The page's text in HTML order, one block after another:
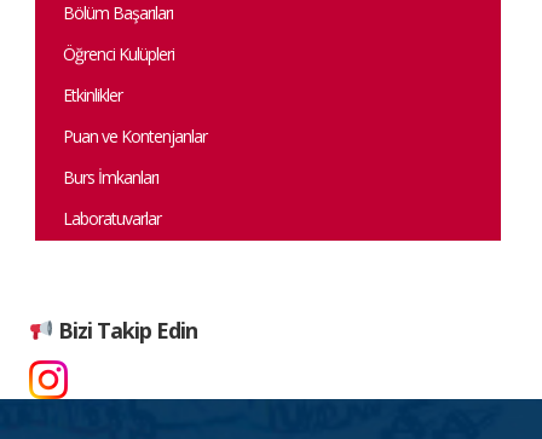
Bölüm Başarıları
Öğrenci Kulüpleri
Etkinlikler
Puan ve Kontenjanlar
Burs İmkanları
Laboratuvarlar
Bizi Takip Edin